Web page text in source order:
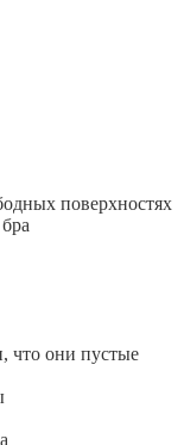
поверхностях
что они пустые